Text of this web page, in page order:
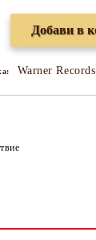
Warner Records